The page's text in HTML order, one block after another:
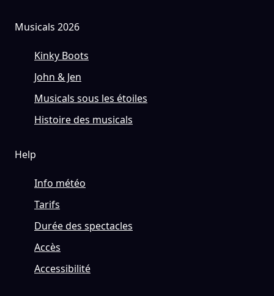
Musicals 2026
Kinky Boots
John & Jen
Musicals sous les étoiles
Histoire des musicals
Help
Info météo
Tarifs
Durée des spectacles
Accès
Accessibilité